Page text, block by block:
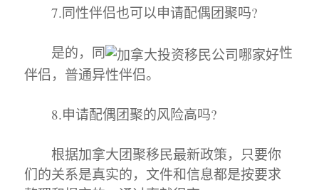
7.同性伴侣也可以申请配偶团聚吗?
是的，同
性
伴侣，普通异性伴侣。
8.申请配偶团聚的风险高吗?
根据加拿大团聚移民最新政策，只要你
们的关系是真实的，文件和信息都是按要求